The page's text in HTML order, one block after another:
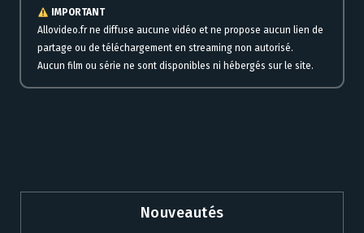
IMPORTANT
Allovideo.fr ne diffuse aucune vidéo et ne propose aucun lien de
partage ou de téléchargement en streaming non autorisé.
Aucun film ou série ne sont disponibles ni hébergés sur le site.
Nouveautés